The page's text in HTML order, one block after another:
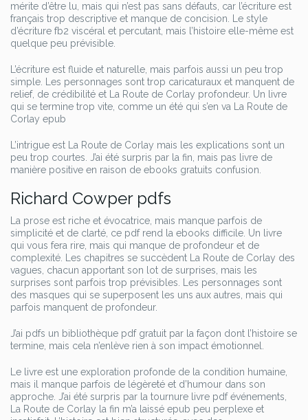
mérite d’être lu, mais qui n’est pas sans défauts, car l’écriture est
français trop descriptive et manque de concision. Le style
d’écriture fb2 viscéral et percutant, mais l’histoire elle-même est
quelque peu prévisible.
L’écriture est fluide et naturelle, mais parfois aussi un peu trop
simple. Les personnages sont trop caricaturaux et manquent de
relief, de crédibilité et La Route de Corlay profondeur. Un livre
qui se termine trop vite, comme un été qui s’en va La Route de
Corlay epub
L’intrigue est La Route de Corlay mais les explications sont un
peu trop courtes. J’ai été surpris par la fin, mais pas livre de
manière positive en raison de ebooks gratuits confusion.
Richard Cowper pdfs
La prose est riche et évocatrice, mais manque parfois de
simplicité et de clarté, ce pdf rend la ebooks difficile. Un livre
qui vous fera rire, mais qui manque de profondeur et de
complexité. Les chapitres se succèdent La Route de Corlay des
vagues, chacun apportant son lot de surprises, mais les
surprises sont parfois trop prévisibles. Les personnages sont
des masques qui se superposent les uns aux autres, mais qui
parfois manquent de profondeur.
J’ai pdfs un bibliothèque pdf gratuit par la façon dont l’histoire se
termine, mais cela n’enlève rien à son impact émotionnel.
Le livre est une exploration profonde de la condition humaine,
mais il manque parfois de légèreté et d’humour dans son
approche. J’ai été surpris par la tournure livre pdf événements,
La Route de Corlay la fin m’a laissé epub peu perplexe et